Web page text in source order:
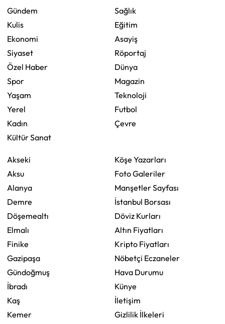
Gündem
Kulis
Ekonomi
Siyaset
Özel Haber
Spor
Yaşam
Yerel
Kadın
Kültür Sanat
Sağlık
Eğitim
Asayiş
Röportaj
Dünya
Magazin
Teknoloji
Futbol
Çevre
Akseki
Aksu
Alanya
Demre
Döşemealtı
Elmalı
Finike
Gazipaşa
Gündoğmuş
İbradı
Kaş
Kemer
Köşe Yazarları
Foto Galeriler
Manşetler Sayfası
İstanbul Borsası
Döviz Kurları
Altın Fiyatları
Kripto Fiyatları
Nöbetçi Eczaneler
Hava Durumu
Künye
İletişim
Gizlilik İlkeleri